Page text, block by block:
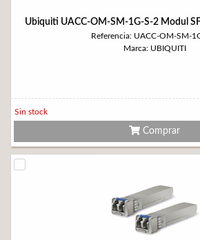
Ubiquiti UACC-OM-SM-1G-S-2 Modul
Referencia: UACC-OM-SM-
Marca: UBIQUITI
Sin stock
Comprar